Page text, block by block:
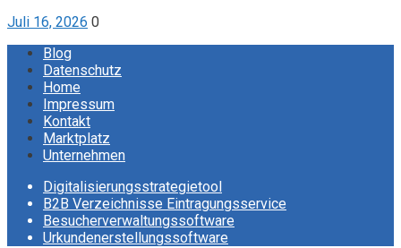
Juli 16, 2026 0
Blog
Datenschutz
Home
Impressum
Kontakt
Marktplatz
Unternehmen
Digitalisierungsstrategietool
B2B Verzeichnisse Eintragungsservice
Besucherverwaltungssoftware
Urkundenerstellungssoftware